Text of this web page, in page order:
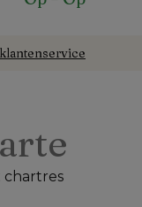
klantenservice
chartres